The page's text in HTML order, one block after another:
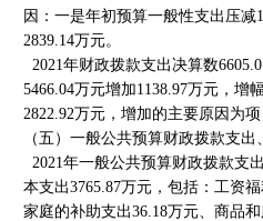
因：一是年初预算一般性支出压
2839.14万元。
2021年财政拨款支出决算数
5466.04万元增加1138.97万元，增
2822.92万元，增加的主要原因为项
（五）一般公共预算财政拨款支
2021年一般公共预算财政拨款支
本支出3765.87万元，包括：工资
家庭的补助支出36.18万元、商品